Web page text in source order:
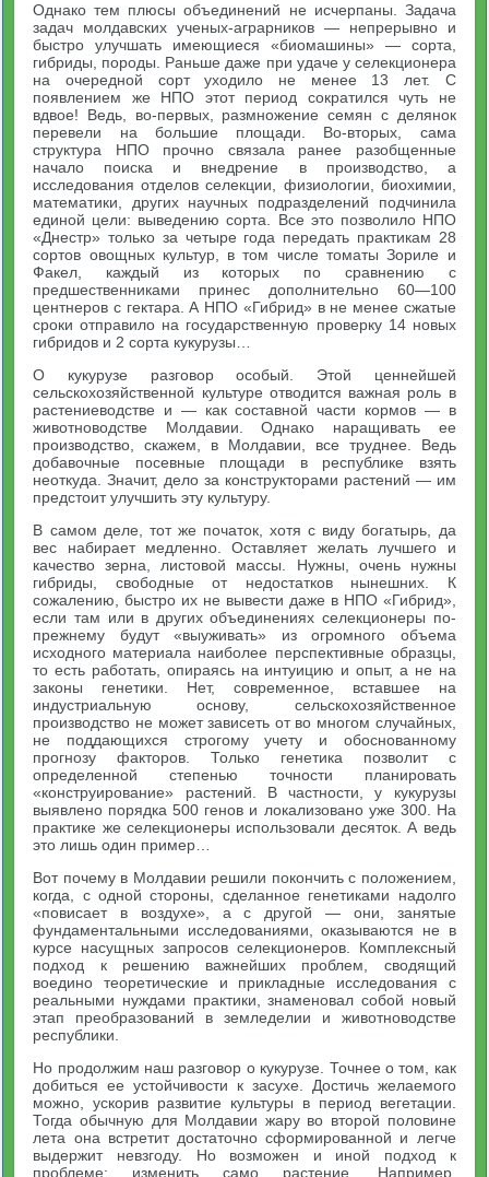
Однако тем плюсы объединений не исчерпаны. Задача
задач молдавских ученых-аграрников — непрерывно и
быстро улучшать имеющиеся «биомашины» — сорта,
гибриды, породы. Раньше даже при удаче у селекционера
на очередной сорт уходило не менее 13 лет. С
появлением же НПО этот период сократился чуть не
вдвое! Ведь, во-первых, размножение семян с делянок
перевели на большие площади. Во-вторых, сама
структура НПО прочно связала ранее разобщенные
начало поиска и внедрение в производство, а
исследования отделов селекции, физиологии, биохимии,
математики, других научных подразделений подчинила
единой цели: выведению сорта. Все это позволило НПО
«Днестр» только за четыре года передать практикам 28
сортов овощных культур, в том числе томаты Зориле и
Факел, каждый из которых по сравнению с
предшественниками принес дополнительно 60—100
центнеров с гектара. А НПО «Гибрид» в не менее сжатые
сроки отправило на государственную проверку 14 новых
гибридов и 2 сорта кукурузы…
О кукурузе разговор особый. Этой ценнейшей
сельскохозяйственной культуре отводится важная роль в
растениеводстве и — как составной части кормов — в
животноводстве Молдавии. Однако наращивать ее
производство, скажем, в Молдавии, все труднее. Ведь
добавочные посевные площади в республике взять
неоткуда. Значит, дело за конструкторами растений — им
предстоит улучшить эту культуру.
В самом деле, тот же початок, хотя с виду богатырь, да
вес набирает медленно. Оставляет желать лучшего и
качество зерна, листовой массы. Нужны, очень нужны
гибриды, свободные от недостатков нынешних. К
сожалению, быстро их не вывести даже в НПО «Гибрид»,
если там или в других объединениях селекционеры по-
прежнему будут «выуживать» из огромного объема
исходного материала наиболее перспективные образцы,
то есть работать, опираясь на интуицию и опыт, а не на
законы генетики. Нет, современное, вставшее на
индустриальную основу, сельскохозяйственное
производство не может зависеть от во многом случайных,
не поддающихся строгому учету и обоснованному
прогнозу факторов. Только генетика позволит с
определенной степенью точности планировать
«конструирование» растений. В частности, у кукурузы
выявлено порядка 500 генов и локализовано уже 300. На
практике же селекционеры использовали десяток. А ведь
это лишь один пример…
Вот почему в Молдавии решили покончить с положением,
когда, с одной стороны, сделанное генетиками надолго
«повисает в воздухе», а с другой — они, занятые
фундаментальными исследованиями, оказываются не в
курсе насущных запросов селекционеров. Комплексный
подход к решению важнейших проблем, сводящий
воедино теоретические и прикладные исследования с
реальными нуждами практики, знаменовал собой новый
этап преобразований в земледелии и животноводстве
республики.
Но продолжим наш разговор о кукурузе. Точнее о том, как
добиться ее устойчивости к засухе. Достичь желаемого
можно, ускорив развитие культуры в период вегетации.
Тогда обычную для Молдавии жару во второй половине
лета она встретит достаточно сформированной и легче
выдержит невзгоду. Но возможен и иной подход к
проблеме: изменить само растение. Например,